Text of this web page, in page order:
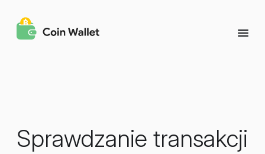
Sprawdzanie transakcji